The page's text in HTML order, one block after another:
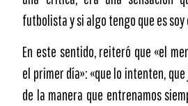
futbolista y si algo tengo que es soy
En este sentido, reiteró que «el
el primer día»: «que lo intenten,
de la manera que entrenamos